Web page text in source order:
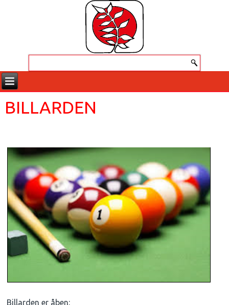
BILLARDEN
Billarden er åben: